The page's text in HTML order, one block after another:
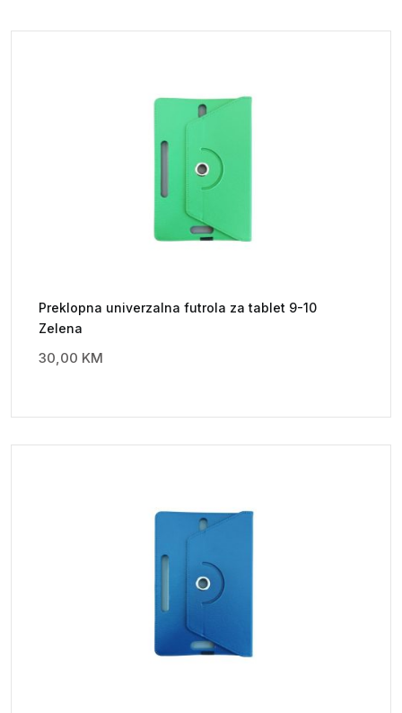
Preklopna univerzalna futrola za tablet 9-10
Zelena
30,00 KM